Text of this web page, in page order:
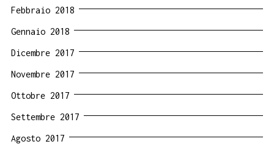
Febbraio 2018
Gennaio 2018
Dicembre 2017
Novembre 2017
Ottobre 2017
Settembre 2017
Agosto 2017